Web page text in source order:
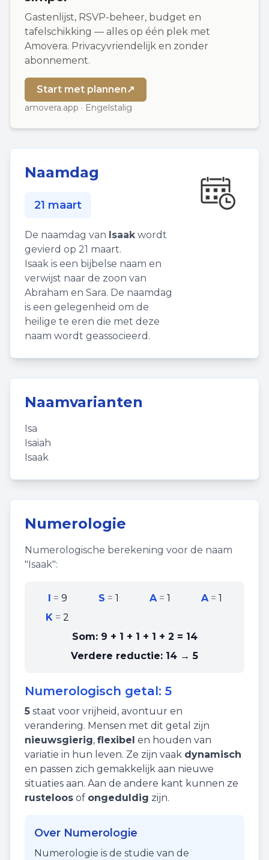
Gastenlijst, RSVP-beheer, budget en
tafelschikking — alles op één plek met
Amovera. Privacyvriendelijk en zonder
abonnement.
Start met plannen↗
amovera.app · Engelstalig
Naamdag
21 maart
De naamdag van Isaakwordt
gevierd op 21 maart.
Isaak is een bijbelse naam en
verwijst naar de zoon van
Abraham en Sara. De naamdag
is een gelegenheid om de
heilige te eren die met deze
naam wordt geassocieerd.
Naamvarianten
Isa
Isaiah
Isaak
Numerologie
Numerologische berekening voor de naam
"Isaak":
I = 9 S =1 A=1 A= 1
K =2
Som: 9 + 1 + 1 + 1 + 2 = 14
Verdere reductie: 14 → 5
Numerologisch getal: 5
5 staat voor vrijheid , avontuur en
verandering. Mensen met dit getal zijn
nieuwsgierig, flexibel en houden van
variatie in hun leven. Ze zijn vaak dynamisch
en passen zich gemakkelijk aan nieuwe
situaties aan. Aan de andere kant kunnen ze
rusteloos of ongeduldig zijn.
Over Numerologie
Numerologie is de studie van de